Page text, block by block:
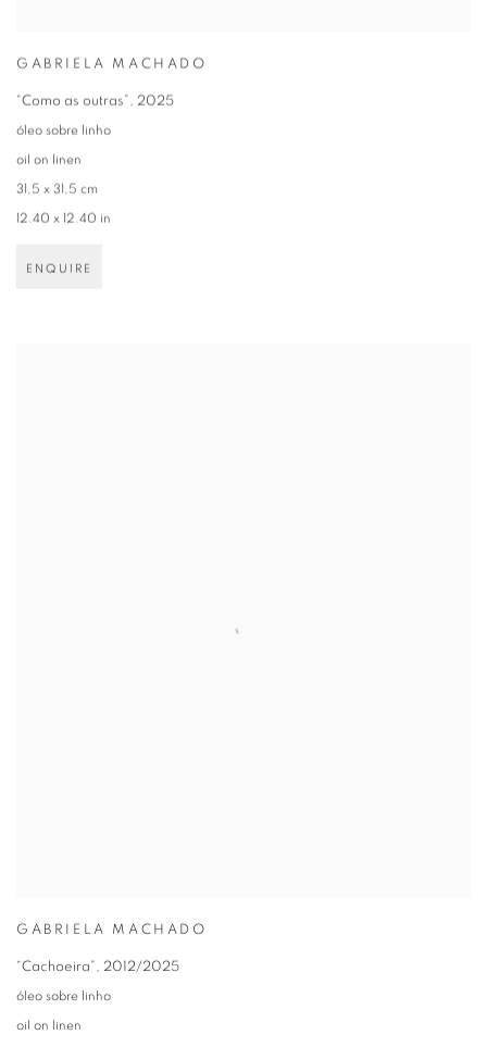
GABRIELA MACHADO
“Como as outras” , 2025
óleo sobre linho
oil on linen
31,5 x 31,5 cm
12.40 x 12.40 in
ENQUIRE
GABRIELA MACHADO
“Cachoeira”, 2012/2025
óleo sobre linho
oil on linen